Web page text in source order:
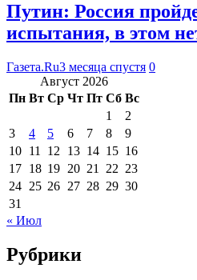
Путин: Россия
испытания, в этом
Газета.Ru3 месяца спустя 0
Август 2026
Пн Вт Ср Чт Пт Сб Вс
1
2
3
4 5 6 7 8
9
10 11 12 13 14 15 16
17 18 19 20 21 22 23
24 25 26 27 28 29 30
31
« Июл
Рубрики